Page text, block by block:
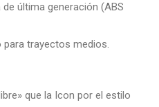
última generación (ABS
trayectos medios.
que la Icon por el estilo